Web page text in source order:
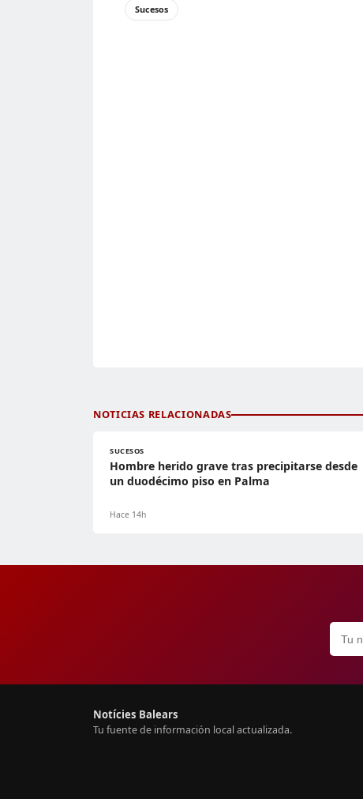
Sucesos
NOTICIAS RELACIONADAS
SUCESOS
Hombre herido grave tras precipitarse desde
un duodécimo piso en Palma
Hace 14h
Notícies Balears
Tu fuente de información local actualizada.